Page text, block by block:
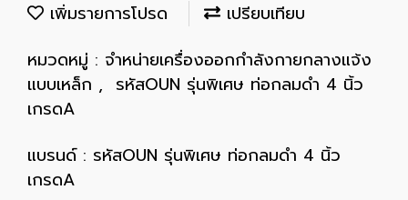
เพิ่มรายการโปรด
เปรียบเทียบ
หมวดหมู่ : จำหน่ายเครื่องออกกำลังกายกลางแจ้ง
แบบเหล็ก , รหัสOUN รุ่นพิเศษ ท่อกลมดำ 4 นิ้ว
เกรดA
แบรนด์ : รหัสOUN รุ่นพิเศษ ท่อกลมดำ 4 นิ้ว
เกรดA